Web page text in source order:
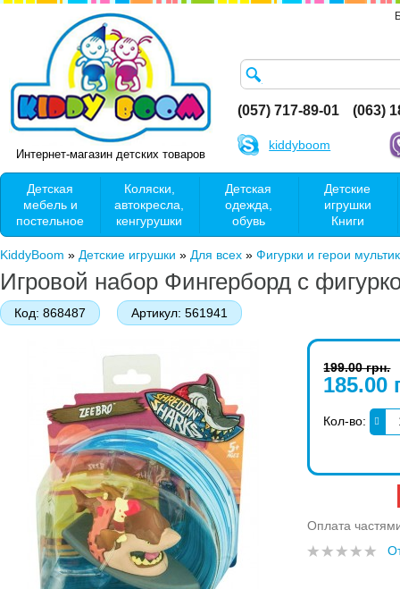
Интернет-магазин детских товаров
(057) 717-89-01 (063)
kiddyboom
Детская
мебель и
постельное
Коляски,
автокресла,
кенгурушки
Детская
одежда,
обувь
Детские
игрушки
Книги
KiddyBoom » Детские игрушки » Для всех » Фигурки и герои
Игровой набор Фингерборд с
Код: 868487 Артикул: 561941
199.00 грн.
185.00
Кол-во:
Оплата